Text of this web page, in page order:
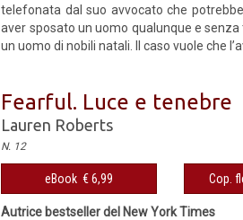
telefonata dal suo avvocato che
aver sposato un uomo qualunque e
un uomo di nobili natali. Il caso vuole che
Fearful. Luce e tenebre
Lauren Roberts
N. 12
eBook € 6,99 Cop.
Autrice bestseller del New York Times